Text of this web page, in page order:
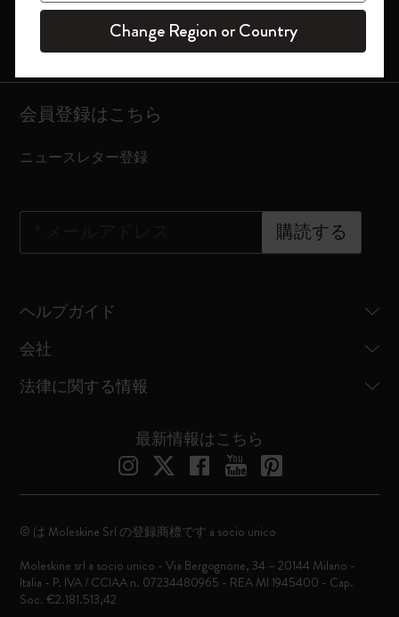
限定版
バッグ
会員登録はこちら
ニュースレター登録
購読する
ヘルプガイド
会社
法律に関する情報
最新情報はこちら
© は Moleskine Srl の登録商標です a socio unico
Moleskine srl a socio unico - Via Bergognone, 34 – 20144 Milano -
Italia - P. IVA / CCIAA n. 07234480965 - REA MI 1945400 - Cap.
Soc. €2.181.513,42
今すぐ会員登録 !
Change Region or Country